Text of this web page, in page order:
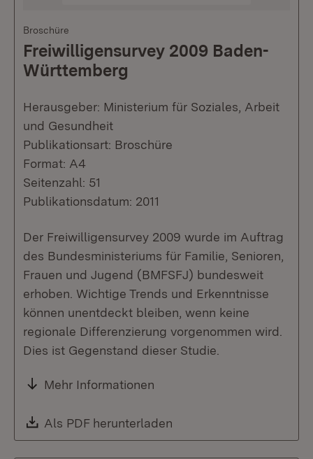
Broschüre
Freiwilligensurvey 2009 Baden-
Württemberg
Herausgeber: Ministerium für Soziales, Arbeit
und Gesundheit
Publikationsart: Broschüre
Format: A4
Seitenzahl: 51
Publikationsdatum: 2011
Der Freiwilligensurvey 2009 wurde im Auftrag
des Bundesministeriums für Familie, Senioren,
Frauen und Jugend (BMFSFJ) bundesweit
erhoben. Wichtige Trends und Erkenntnisse
können unentdeckt bleiben, wenn keine
regionale Differenzierung vorgenommen wird.
Dies ist Gegenstand dieser Studie.
Mehr Informationen
Download:
Als PDF herunterladen